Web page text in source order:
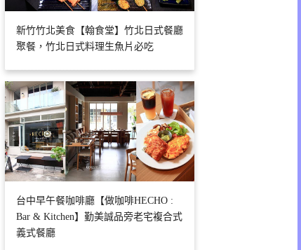
新竹竹北美食【翰食堂】竹北日式餐廳
聚餐，竹北日式料理生魚片必吃
台中早午餐咖啡廳【做咖啡HECHO :
Bar & Kitchen】勤美誠品旁老宅複合式
義式餐廳